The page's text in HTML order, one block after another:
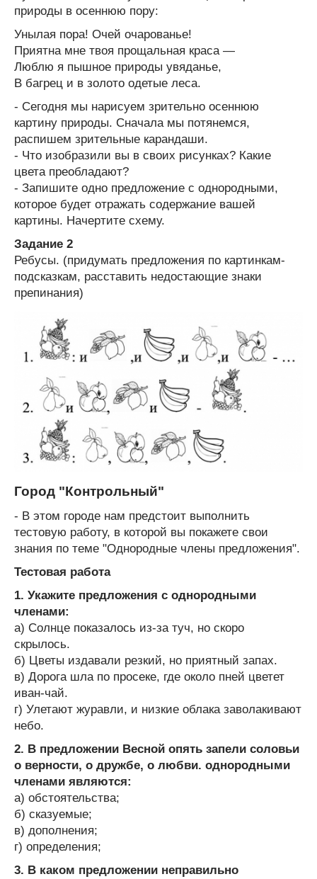
природы в осеннюю пору:
Унылая пора! Очей очарованье!
Приятна мне твоя прощальная краса —
Люблю я пышное природы увяданье,
В багрец и в золото одетые леса.
- Сегодня мы нарисуем зрительно осеннюю
картину природы. Сначала мы потянемся,
распишем зрительные карандаши.
- Что изобразили вы в своих рисунках? Какие
цвета преобладают?
- Запишите одно предложение с однородными,
которое будет отражать содержание вашей
картины. Начертите схему.
Задание 2
Ребусы. (придумать предложения по картинкам-
подсказкам, расставить недостающие знаки
препинания)
Город "Контрольный"
- В этом городе нам предстоит выполнить
тестовую работу, в которой вы покажете свои
знания по теме "Однородные члены предложения".
Тестовая работа
1. Укажите предложения с однородными
членами:
а) Солнце показалось из-за туч, но скоро
скрылось.
б) Цветы издавали резкий, но приятный запах.
в) Дорога шла по просеке, где около пней цветет
иван-чай.
г) Улетают журавли, и низкие облака заволакивают
небо.
2. В предложении Весной опять запели соловьи
о верности, о дружбе, о любви. однородными
членами являются:
а) обстоятельства;
б) сказуемые;
в) дополнения;
г) определения;
3. В каком предложении неправильно